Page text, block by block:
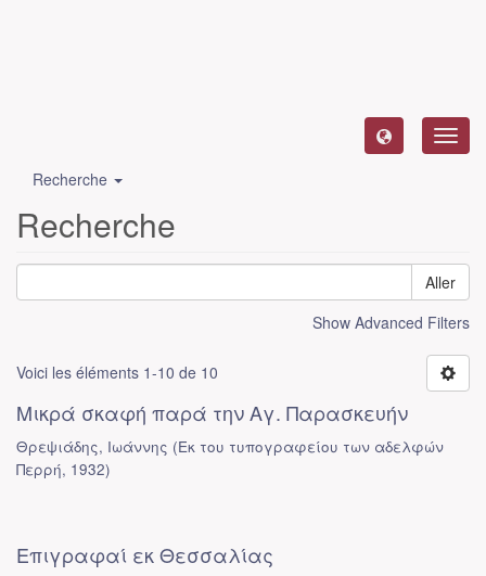
Recherche
Recherche
Aller
Show Advanced Filters
Voici les éléments 1-10 de 10
Μικρά σκαφή παρά την Αγ. Παρασκευήν
Θρεψιάδης, Ιωάννης (Εκ του τυπογραφείου των αδελφών
Περρή, 1932)
Επιγραφαί εκ Θεσσαλίας